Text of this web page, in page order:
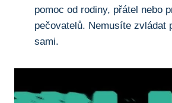
pomoc od rodiny, přátel nebo
pečovatelů. Nemusíte zvládat
sami.